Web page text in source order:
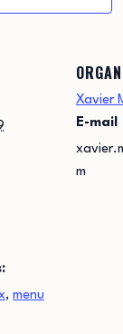
, menu
Xavier
E-mail
m